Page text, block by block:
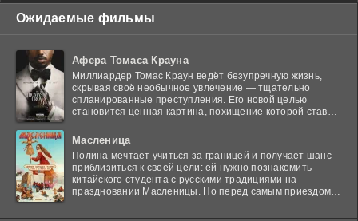
Ожидаемые фильмы
Афера Томаса Крауна
Миллиардер Томас Краун ведёт безупречную жизнь,
скрывая своё необычное увлечение — тщательно
спланированные преступления. Его новой целью
становится ценная картина, похищение которой ставит
Масленица
Полина мечтает учиться за границей и получает шанс
приблизиться к своей цели: ей нужно познакомить
китайского студента с русскими традициями на
праздновании Масленицы. Но перед самым приездом